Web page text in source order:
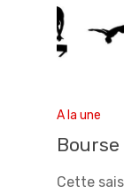
A la une
Cette